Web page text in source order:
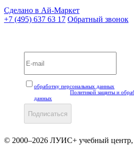
Сделано в Ай-Маркет
+7 (495) 637 63 17 Обратный звонок
обработку персональных данных
Политикой защиты и
данных
Подписаться
© 2000–2026 ЛУИС+ учебный центр,